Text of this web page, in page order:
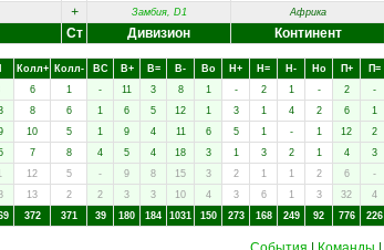
+ Замбия, D1 Африка
Ст Дивизион Континент
Колл+ Колл- ВC В+ В= В- Вo Н+ Н= Н- Нo П+ П=
6 1 - 11 3 8 1 - 2 1 - 2 -
8 6 1 6 5 12 1 3 1 4 2 6 1
10 5 1 9 4 11 6 5 1 - 1 12 2
7 8 4 5 4 18 3 1 3 2 1 4 3
12 5 - 9 8 15 3 2 1 1 2 6 -
13 2 2 3 3 10 4 3 6 1 3 32 4
372 371 39 180 184 1031 150 273 168 249 92 776 226